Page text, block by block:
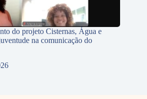
do projeto Cisternas, Água e
na comunicação do